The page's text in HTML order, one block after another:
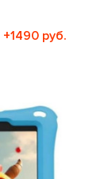
+1490 руб.